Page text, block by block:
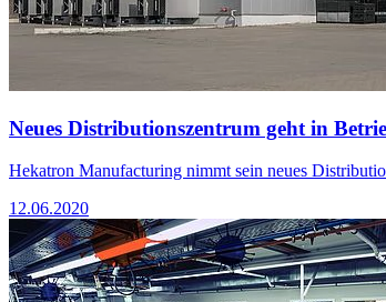
Neues Distributionszentrum geht in
Hekatron Manufacturing nimmt sein neues
12.06.2020